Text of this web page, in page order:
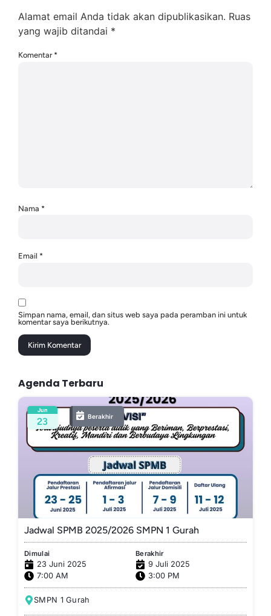
Alamat email Anda tidak akan dipublikasikan. Ruas
yang wajib ditandai *
Komentar *
Nama *
Email *
Simpan nama, email, dan situs web saya pada peramban ini untuk
komentar saya berikutnya.
Agenda Terbaru
Jadwal SPMB 2025/2026 SMPN 1 Gurah
Dimulai
23 Juni 2025
7:00 AM
Berakhir
9 Juli 2025
3:00 PM
SMPN 1 Gurah
Jun
23 Berakhir